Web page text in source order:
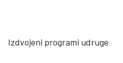
Izdvojeni programi udruge